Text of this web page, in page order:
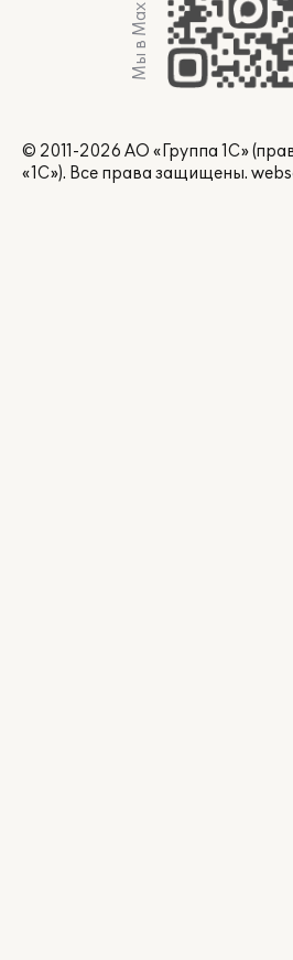
Мы в Max
© 2011-2026 АО «Группа 1С»
«1С»). Все права защищены.